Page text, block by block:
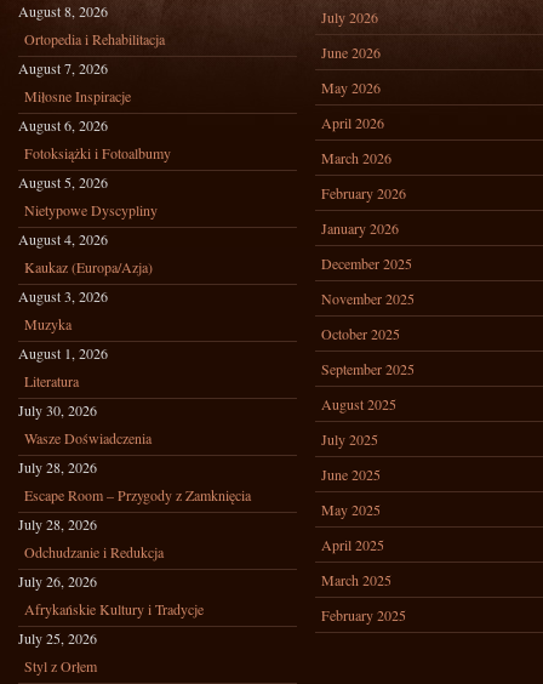
August 8, 2026
Ortopedia i Rehabilitacja
August 7, 2026
Miłosne Inspiracje
August 6, 2026
Fotoksiążki i Fotoalbumy
August 5, 2026
Nietypowe Dyscypliny
August 4, 2026
Kaukaz (Europa/Azja)
August 3, 2026
Muzyka
August 1, 2026
Literatura
July 30, 2026
Wasze Doświadczenia
July 28, 2026
Escape Room – Przygody z Zamknięcia
July 28, 2026
Odchudzanie i Redukcja
July 26, 2026
Afrykańskie Kultury i Tradycje
July 25, 2026
Styl z Orłem
July 2026
June 2026
May 2026
April 2026
March 2026
February 2026
January 2026
December 2025
November 2025
October 2025
September 2025
August 2025
July 2025
June 2025
May 2025
April 2025
March 2025
February 2025